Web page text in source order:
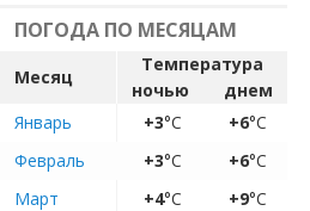
ПОГОДА ПО МЕСЯЦАМ
Месяц
Температура
ночью
днем
Январь
+3°C +6°C
Февраль
+3°C +6°C
Март
+4°C +9°C